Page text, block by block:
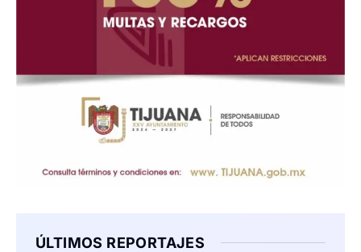
ÚLTIMOS REPORTAJES